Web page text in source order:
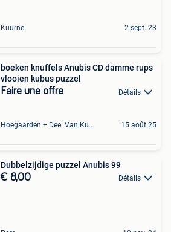
Kuurne 2 sept. 23
boeken knuffels Anubis CD damme rups
vlooien kubus puzzel
Faire une offre Détails
Hoegaarden + Deel Van Kumtich + Deel Van Tienen 15 août 25
Dubbelzijdige puzzel Anubis 99
€ 8,00 Détails